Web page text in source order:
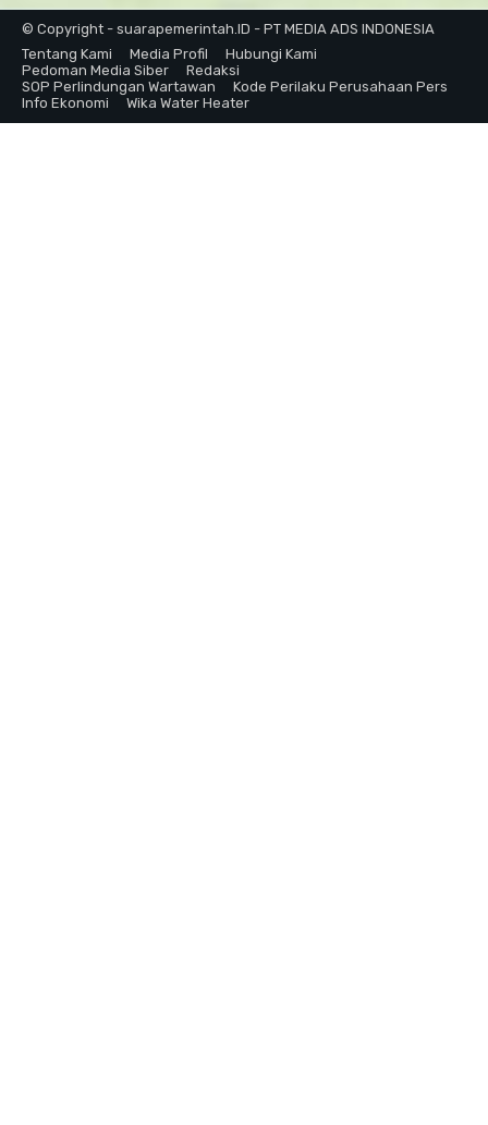
© Copyright - suarapemerintah.ID - PT MEDIA ADS INDONESIA
Tentang Kami
Media Profil
Hubungi Kami
Pedoman Media Siber
Redaksi
SOP Perlindungan Wartawan
Kode Perilaku Perusahaan Pers
Info Ekonomi
Wika Water Heater